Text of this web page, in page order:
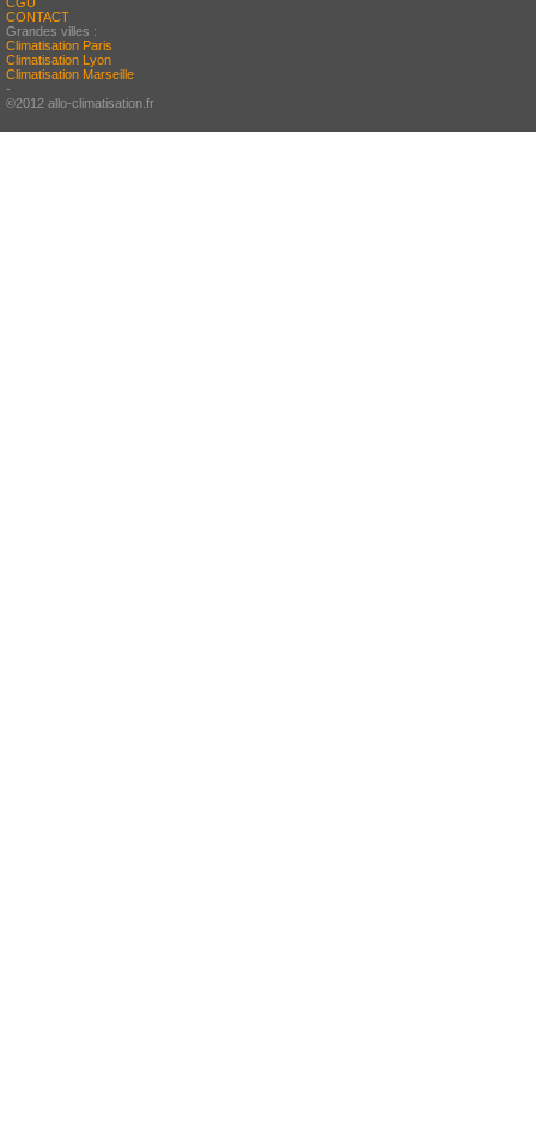
CONTACT
Grandes villes :
Climatisation Paris
Climatisation Lyon
Climatisation Marseille
-
©2012 allo-climatisation.fr